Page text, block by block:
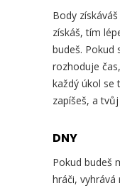
Body
získáš, tím
budeš. Pokud
rozhoduje
každý úkol se
zapíšeš, a
DNY
Pokud budeš
hráči, vyhrává